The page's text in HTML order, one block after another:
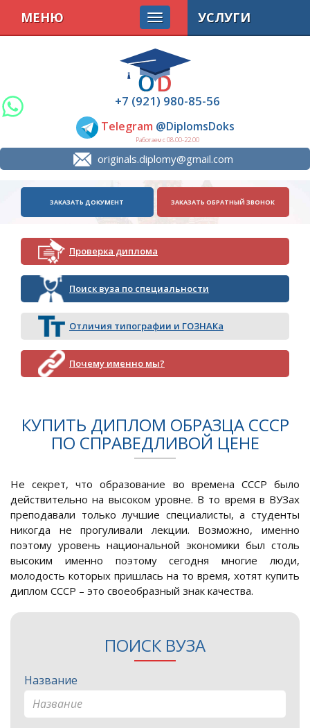
+7 (921) 980-85-56
Telegram @DiplomsDoks
Работаем с 08.00-22.00
originals.diplomy@gmail.com
МЕНЮ
ЗАКАЗАТЬ ДОКУМЕНТ ЗАКАЗАТЬ ОБРАТНЫЙ ЗВОНОК
Проверка диплома
Поиск вуза по специальности
Отличия типографии и ГОЗНАКа
Почему именно мы?
УСЛУГИ
КУПИТЬ ДИПЛОМ ОБРАЗЦА СССР
ПО СПРАВЕДЛИВОЙ ЦЕНЕ
Не секрет, что образование во времена СССР было
действительно на высоком уровне. В то время в ВУЗах
преподавали только лучшие специалисты, а студенты
никогда не прогуливали лекции. Возможно, именно
поэтому уровень национальной экономики был столь
высоким именно поэтому сегодня многие люди,
молодость которых пришлась на то время, хотят купить
диплом СССР – это своеобразный знак качества.
ПОИСК ВУЗА
Название